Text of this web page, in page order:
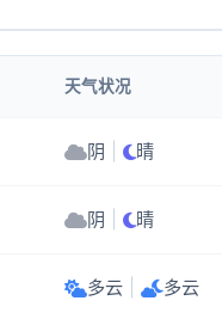
1-3 1-3
1-3
天气状况
阴 晴
阴 晴
多云 多云